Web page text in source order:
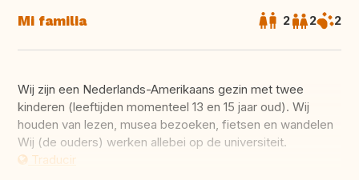
Mi familia 2 2 2
Wij zijn een Nederlands-Amerikaans gezin met twee
kinderen (leeftijden momenteel 13 en 15 jaar oud). Wij
houden van lezen, musea bezoeken, fietsen en wandelen
Wij (de ouders) werken allebei op de universiteit.
Traducir